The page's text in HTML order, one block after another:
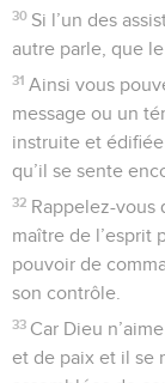
30 Si l’un des
autre parle, que
31 Ainsi vous
message ou un
instruite et
qu’il se sente
32 Rappelez-vous
maître de l’esprit
pouvoir de
son contrôle.
33 Car Dieu
et de paix et il se